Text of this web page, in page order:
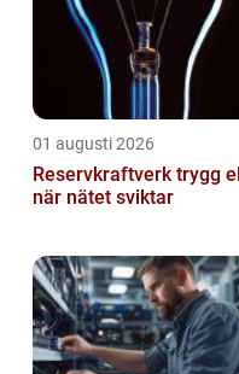
01 augusti 2026
Reservkraftverk trygg el
när nätet sviktar